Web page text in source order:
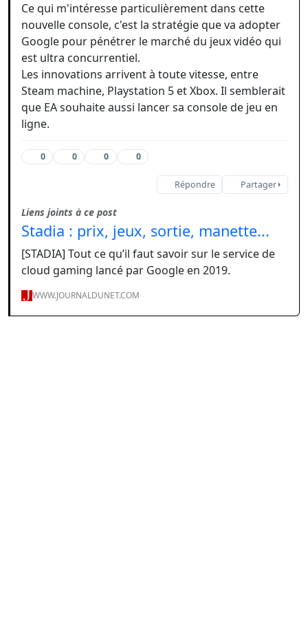
Ce qui m'intéresse particulièrement dans cette
nouvelle console, c'est la stratégie que va adopter
Google pour pénétrer le marché du jeux vidéo qui
est ultra concurrentiel.
Les innovations arrivent à toute vitesse, entre
Steam machine, Playstation 5 et Xbox. Il semblerait
que EA souhaite aussi lancer sa console de jeu en
ligne.
0 0 0 0
Répondre Partager
Liens joints à ce post
Stadia : prix, jeux, sortie, manette...
[STADIA] Tout ce qu’il faut savoir sur le service de
cloud gaming lancé par Google en 2019.
WWW.JOURNALDUNET.COM